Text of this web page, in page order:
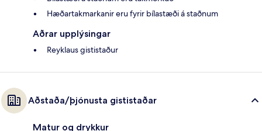
Hæðartakmarkanir eru fyrir bílastæði á staðnum
Aðrar upplýsingar
Reyklaus gististaður
Aðstaða/þjónusta gististaðar
Matur og drykkur